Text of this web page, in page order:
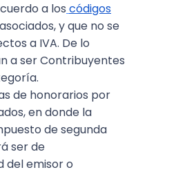
a los códigos
asociados, y que no se
a IVA. De lo
a ser Contribuyentes
de honorarios por
en donde la
de segunda
ser de
del emisor o